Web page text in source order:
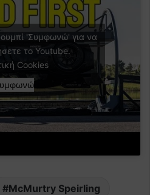
'Συμφωνώ' για να
το Youtube.
Cookies
McMurtry Speirling